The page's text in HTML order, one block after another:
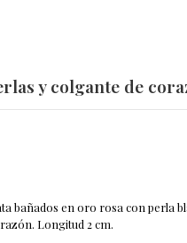
y colgante de
bañados en oro rosa con perla
Longitud 2 cm.